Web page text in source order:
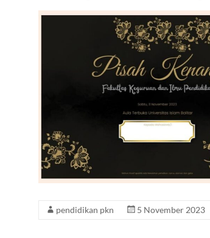
Balitar
pendidikan pkn 5 November 2023